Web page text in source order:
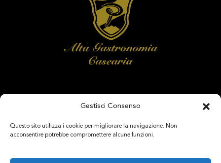
Gestisci Consenso
Questo sito utilizza i cookie per migliorare la navigazione. Non
acconsentire potrebbe compromettere alcune funzioni.